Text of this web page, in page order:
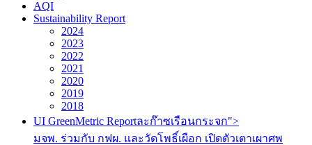
AQI
Sustainability Report
2024
2023
2022
2021
2020
2019
2018
UI GreenMetric Reportละก๊าซเรือนกระจก">
มจพ. ร่วมกับ กฟผ. และวัดโพธิ์เผือก เปิดตัวเตาเผาศพ